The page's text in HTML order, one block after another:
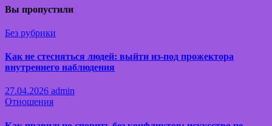
Вы пропустили
Без рубрики
Как не стесняться людей: выйти из-под прожектора
внутреннего наблюдения
27.04.2026 admin
Отношения